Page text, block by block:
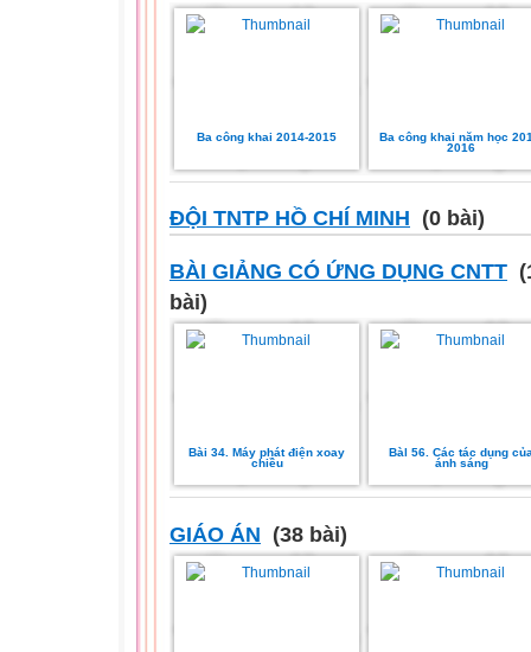
Ba công khai 2014-2015
Ba công khai năm học
2016
ĐỘI TNTP HỒ CHÍ MINH (0 bài)
BÀI GIẢNG CÓ ỨNG DỤNG CNTT
bài)
Bài 34. Máy phát điện xoay
chiều
Bàl 56. Các tác dụng
ánh sáng
GIÁO ÁN (38 bài)